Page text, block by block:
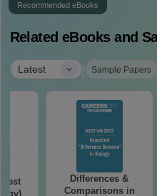
Recommended eBooks
Related eBooks and
Latest | Sample Papers
Differences &
Comparisons in